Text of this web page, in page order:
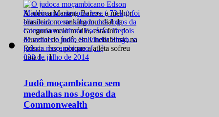
A judoca Mariana Barros, a melhor
brasileira no ranking mundial da
categoria meio médio, está fora do
Mundial de judô, em Cheliabinsk, na
Rússia. Isso, porque a atleta sofreu
uma […]
028 de julho de 2014
Judô moçambicano sem
medalhas nos Jogos da
Commonwealth